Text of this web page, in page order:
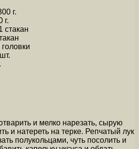
г.
г.
стакан
и мелко нарезать, сырую
и натереть на терке. Репчатый лук
полукольцами, чуть посолить и